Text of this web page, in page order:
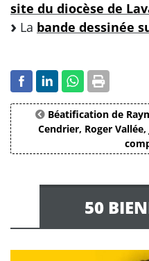
site du diocèse de
La bande dessinée
Béatification de
Cendrier, Roger
50